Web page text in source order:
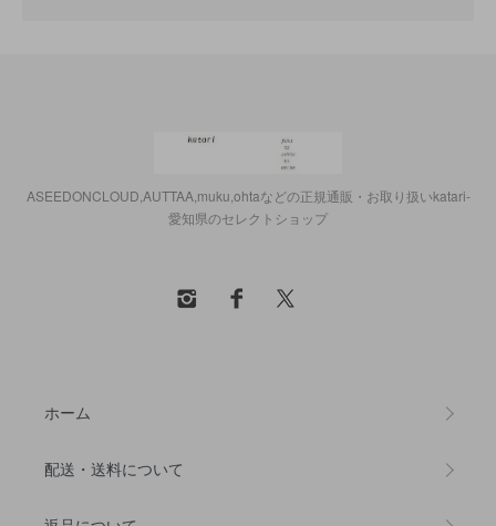
ASEEDONCLOUD,AUTTAA,muku,ohtaなどの正規通販・お取り扱いkatari-
愛知県のセレクトショップ
ホーム
配送・送料について